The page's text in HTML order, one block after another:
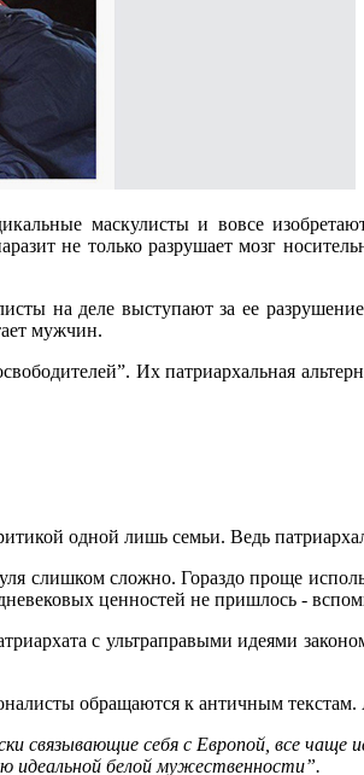
маскулисты и вовсе
не только разрушает мозг
на деле выступают за ее
мужчин.
Их патриархальная
одной лишь семьи. Ведь
слишком сложно. Гораздо проще
ценностей не пришлось -
с ультраправыми идеями
обращаются к античным
связывающие себя с Европой, все
идеальной белой мужественности”.